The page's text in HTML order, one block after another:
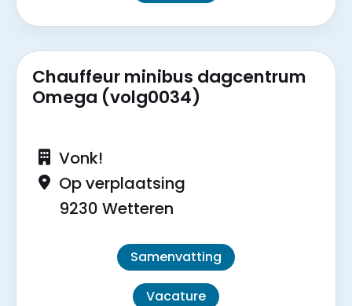
Chauffeur minibus dagcentrum
Omega (volg0034)
Vonk!
Op verplaatsing
9230 Wetteren
Samenvatting
Vacature